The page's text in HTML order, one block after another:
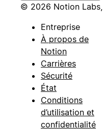
© 2026 Notion Labs,
Entreprise
À propos de
Notion
Carrières
Sécurité
État
Conditions
d’utilisation et
confidentialité